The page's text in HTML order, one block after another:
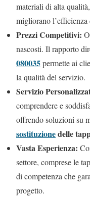
materiali di alta
migliorano l’efficienza
Prezzi Competitivi:
nascosti. Il rapporto
080035permette ai
la qualità del servizio.
Servizio
comprendere e
offrendo soluzioni su
sostituzionedelle
Vasta Esperienza:
settore, comprese le
di competenza che
progetto.